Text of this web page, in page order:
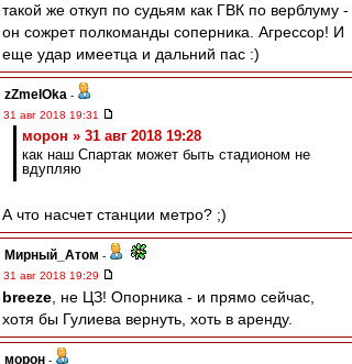
такой же откуп по судьям как ГВК по верблуму -
он сожрет полкоманды соперника. Агрессор! И
еще удар имеетца и дальний пас :)
zZmeIOka -
31 авг 2018 19:31
морон » 31 авг 2018 19:28
как наш Спартак может быть стадионом не
вдупляю
А что насчет станции метро? ;)
Мирный_Атом -
31 авг 2018 19:29
breeze , не ЦЗ! Опорника - и прямо сейчас,
хотя бы Гулиева вернуть, хоть в аренду.
морон -